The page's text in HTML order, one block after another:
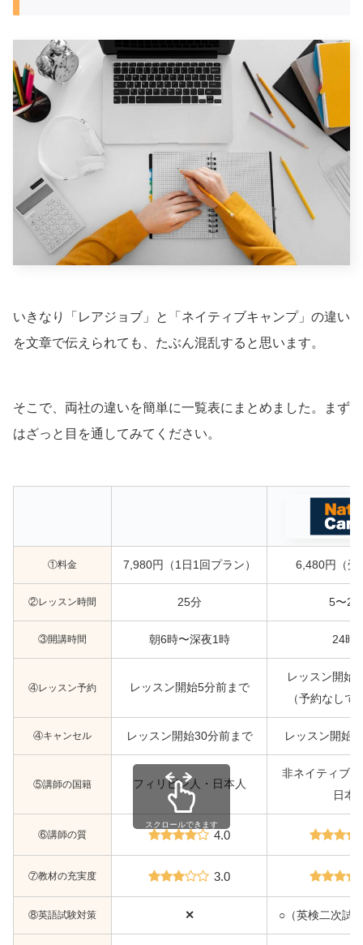
いきなり「レアジョブ」と「ネイティブキャンプ」の違い
を文章で伝えられても、たぶん混乱すると思います。
そこで、両社の違いを簡単に一覧表にまとめました。まず
はざっと目を通してみてください。
①料金 7,980円（1日1回プラン） 6,480円（受
②レッスン時間 25分 5〜25
③開講時間 朝6時〜深夜1時 24時
④レッスン予約 レッスン開始5分前まで
レッスン開始
（予約なしで
④キャンセル レッスン開始30分前まで レッスン開始1
⑤講師の国籍 フィリピン人・日本人
非ネイティブ
日本
⑥講師の質 4.0
⑦教材の充実度 3.0
⑧英語試験対策 ✕ ○（英検二次試
スクロールできます